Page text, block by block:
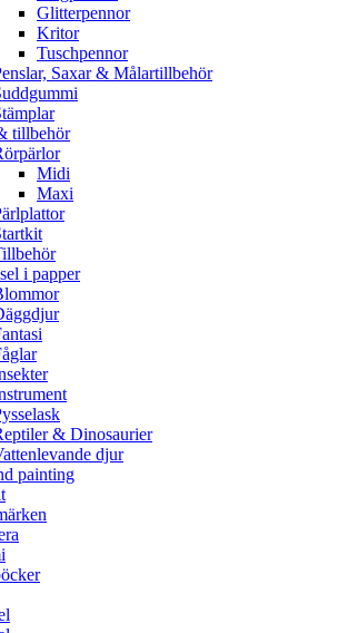
Glitterpennor
Kritor
Tuschpennor
Saxar & Målartillbehör
tillbehör
Midi
Maxi
i papper
& Dinosaurier
djur
painting